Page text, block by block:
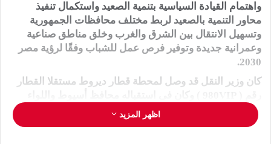
واهتمام القيادة السياسية بتنمية الصعيد واستكمال تنفيذ
محاور التنمية بالصعيد لربط مختلف محافظات الجمهورية
وتسهيل الانتقال بين الشرق والغرب وخلق مناطق صناعية
وعمرانية جديدة وتوفير فرص عمل للشباب وفقًا لرؤية مصر
2030.
كان وزير النقل قد وصل لمحطة قطار ديروط مستقلا القطار
مهندس شاكر يونس سكرتير عام المحافظة و المهندس نبيل
الطيبى السكرتير العام المساعد واللواء حسام الدين
اظهر المزيد